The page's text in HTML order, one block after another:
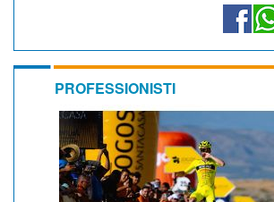
PROFESSIONISTI